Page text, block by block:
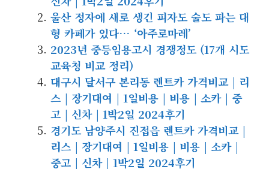
울산 정자에 새로 생긴 피자도 술도 파는 대
형 카페가 있다… ‘아주로마레’
2023년 중등임용고시 경쟁정도 (17개 시도
교육청 비교 정리)
대구시 달서구 본리동 렌트카 가격비교 | 리
스 | 장기대여 | 1일비용 | 비용 | 소카 | 중
고 | 신차 | 1박2일 2024후기
경기도 남양주시 진접읍 렌트카 가격비교 |
리스 | 장기대여 | 1일비용 | 비용 | 소카 |
중고 | 신차 | 1박2일 2024후기